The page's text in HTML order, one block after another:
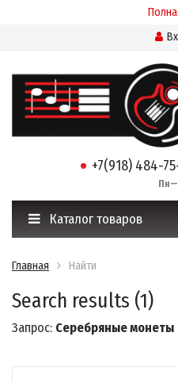
+7(918) 484-
Каталог товаров
Главная Найти
Search results (1)
Запрос: Серебряные монеты